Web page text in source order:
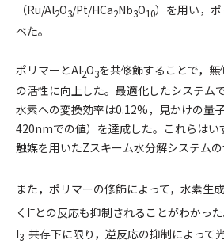
（Ru/Al2O3/Pt/HCa2Nb3O10）を用い，
べた。
ポリマーとAl2O3を共修飾することで，
の活性に向上した。最適化したシステム
水素への変換効率は0.12%，見かけの量
420nmでの値）を達成した。これらはい
触媒を用いたZスキーム水分解システムの
また，ポリマーの修飾によって，水素生
くI–との反応も抑制されることがわかっ
I3
–共存下に限り，逆反応の抑制によって